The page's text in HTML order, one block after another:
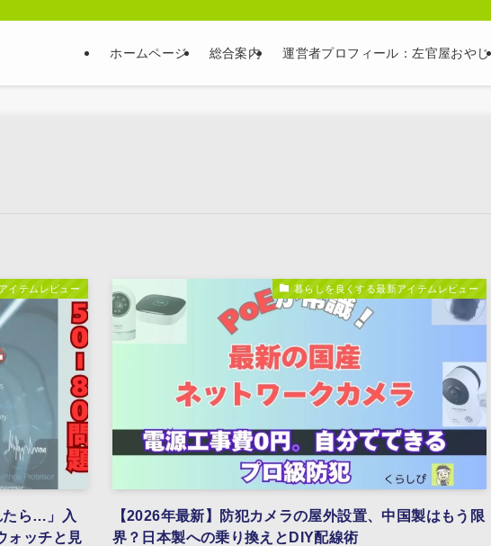
ホームページ 総合案内 運営者プロフィール：左官屋おやじ
イテムレビュー
たら…」入
ォッチと見
暮らしを良くする最新アイテムレビュー
【2026年最新】防犯カメラの屋外設置、中国製はもう限
界？日本製への乗り換えとDIY配線術